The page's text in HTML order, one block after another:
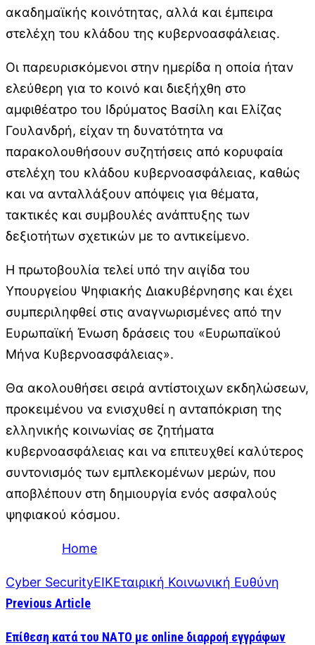
ακαδημαϊκής κοινότητας, αλλά και έμπειρα
στελέχη του κλάδου της κυβερνοασφάλειας.
Οι παρευρισκόμενοι στην ημερίδα η οποία ήταν
ελεύθερη για το κοινό και διεξήχθη στο
αμφιθέατρο του Ιδρύματος Βασίλη και Ελίζας
Γουλανδρή, είχαν τη δυνατότητα να
παρακολουθήσουν συζητήσεις από κορυφαία
στελέχη του κλάδου κυβερνοασφάλειας, καθώς
και να ανταλλάξουν απόψεις για θέματα,
τακτικές και συμβουλές ανάπτυξης των
δεξιοτήτων σχετικών με το αντικείμενο.
Η πρωτοβουλία τελεί υπό την αιγίδα του
Υπουργείου Ψηφιακής Διακυβέρνησης και έχει
συμπεριληφθεί στις αναγνωρισμένες από την
Ευρωπαϊκή Ένωση δράσεις του «Ευρωπαϊκού
Μήνα Κυβερνοασφάλειας».
Θα ακολουθήσει σειρά αντίστοιχων εκδηλώσεων,
προκειμένου να ενισχυθεί η ανταπόκριση της
ελληνικής κοινωνίας σε ζητήματα
κυβερνοασφάλειας και να επιτευχθεί καλύτερος
συντονισμός των εμπλεκομένων μερών, που
αποβλέπουν στη δημιουργία ενός ασφαλούς
ψηφιακού κόσμου.
Home
Cyber SecurityΕΙΚΕταιρική Κοινωνική Ευθύνη
Previous Article
Επίθεση κατά του ΝΑΤΟ με online διαρροή εγγράφων